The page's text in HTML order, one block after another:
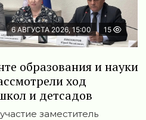
6 АВГУСТА 2026, 15:00 15
образования и науки
ход
и детсадов
заместитель